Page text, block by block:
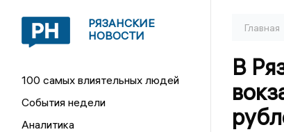
РЯЗАНСКИЕ
НОВОСТИ
100 самых влиятельных людей
События недели
Аналитика
Главная
В